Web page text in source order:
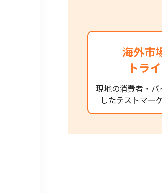
海外市
トラ
現地の消費者・
したテストマー